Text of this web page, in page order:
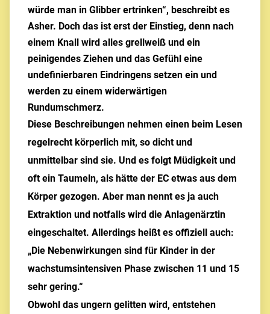
würde man in Glibber ertrinken“, beschreibt es
Asher. Doch das ist erst der Einstieg, denn nach
einem Knall wird alles grellweiß und ein
peinigendes Ziehen und das Gefühl eine
undefinierbaren Eindringens setzen ein und
werden zu einem widerwärtigen
Rundumschmerz.
Diese Beschreibungen nehmen einen beim Lesen
regelrecht körperlich mit, so dicht und
unmittelbar sind sie. Und es folgt Müdigkeit und
oft ein Taumeln, als hätte der EC etwas aus dem
Körper gezogen. Aber man nennt es ja auch
Extraktion und notfalls wird die Anlagenärztin
eingeschaltet. Allerdings heißt es offiziell auch:
„Die Nebenwirkungen sind für Kinder in der
wachstumsintensiven Phase zwischen 11 und 15
sehr gering.“
Obwohl das ungern gelitten wird, entstehen